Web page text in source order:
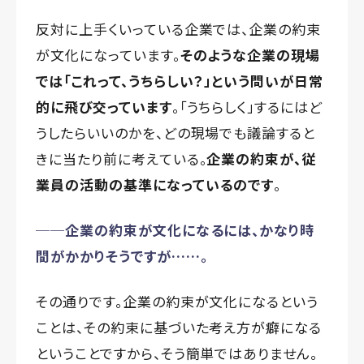
反対に上手くいっている企業では、企業の約束
が文化になっています。そのような企業の現場
では「これって、うちらしい？」という問いが日常
的に飛び交っています。「うちらしく」するにはど
うしたらいいのかを、どの現場でも議論すると
きに当たり前に考えている。企業の約束が、従
業員の活動の基準になっているのです。
──企業の約束が文化になるには、かなり時
間がかかりそうですが……。
その通りです。企業の約束が文化になるという
ことは、その約束に基づいた考え方が癖になる
ということですから、そう簡単ではありません。